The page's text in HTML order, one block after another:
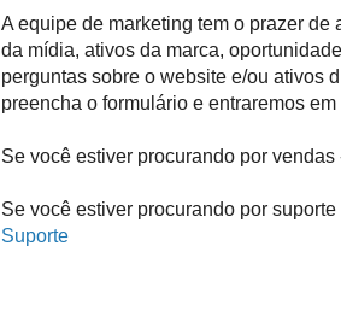
A equipe de marketing tem o prazer
da mídia, ativos da marca,
perguntas sobre o website e/ou ativos
preencha o formulário e entraremos
Se você estiver procurando por vendas
Se você estiver procurando por
Suporte